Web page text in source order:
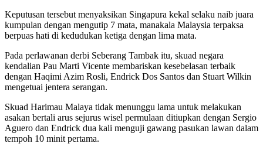
Keputusan tersebut menyaksikan Singapura kekal selaku naib juara
kumpulan dengan mengutip 7 mata, manakala Malaysia terpaksa
berpuas hati di kedudukan ketiga dengan lima mata.
Pada perlawanan derbi Seberang Tambak itu, skuad negara
kendalian Pau Marti Vicente membariskan kesebelasan terbaik
dengan Haqimi Azim Rosli, Endrick Dos Santos dan Stuart Wilkin
mengetuai jentera serangan.
Skuad Harimau Malaya tidak menunggu lama untuk melakukan
asakan bertali arus sejurus wisel permulaan ditiupkan dengan Sergio
Aguero dan Endrick dua kali menguji gawang pasukan lawan dalam
tempoh 10 minit pertama.